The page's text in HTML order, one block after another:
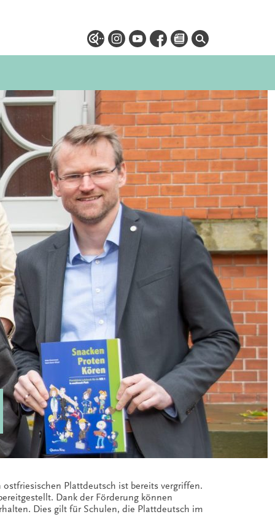
Plattdeutsch ist bereits vergriffen.
Dank der Förderung können
Dies gilt für Schulen, die Plattdeutsch im